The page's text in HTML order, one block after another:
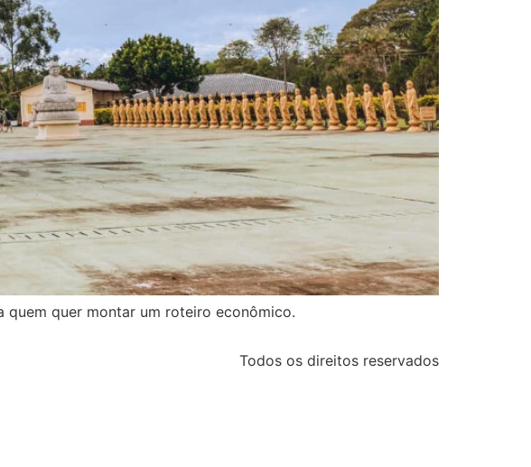
quem quer montar um roteiro econômico.
Todos os direitos reservados